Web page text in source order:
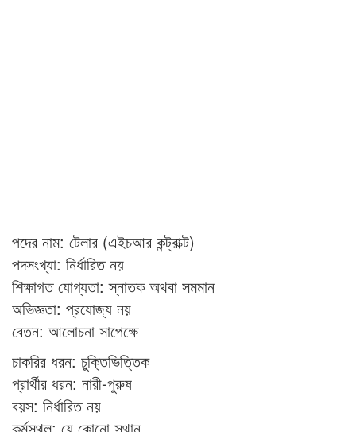
পদের নাম: টেলার (এইচআর কন্ট্রাক্ট)
পদসংখ্যা: নির্ধারিত নয়
শিক্ষাগত যোগ্যতা: স্নাতক অথবা সমমান
অভিজ্ঞতা: প্রযোজ্য নয়
বেতন: আলোচনা সাপেক্ষে
চাকরির ধরন: চুক্তিভিত্তিক
প্রার্থীর ধরন: নারী-পুরুষ
বয়স: নির্ধারিত নয়